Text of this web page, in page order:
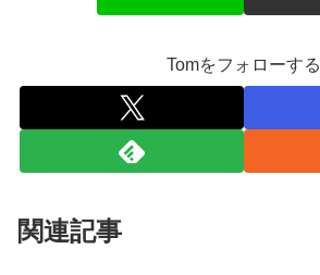
Tomをフォローする
関連記事